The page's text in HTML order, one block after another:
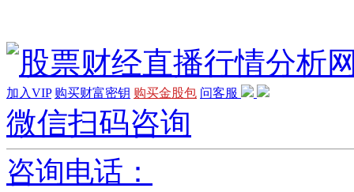
加入VIP 购买财富密钥 购买金股包 问客服
微信扫码咨询
咨询电话：